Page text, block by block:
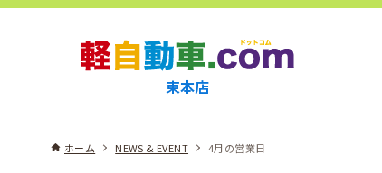
束本店
ホーム NEWS & EVENT 4月の営業日